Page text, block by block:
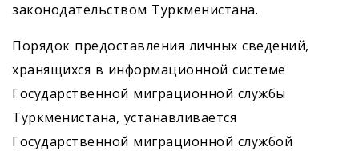
законодательством Туркменистана.
Порядок предоставления личных сведений,
хранящихся в информационной системе
Государственной миграционной службы
Туркменистана, устанавливается
Государственной миграционной службой